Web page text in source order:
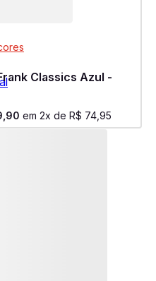
Classics Azul -
90 em 2x de R$ 74 95